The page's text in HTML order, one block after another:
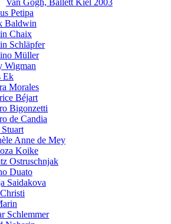
Petipa
Baldwin
Chaix
Schläpfer
Müller
Wigman
Ek
Morales
Béjart
Bigonzetti
de Candia
Anne de Mey
Koike
Ostruschnjak
Duato
Saidakova
Schlemmer